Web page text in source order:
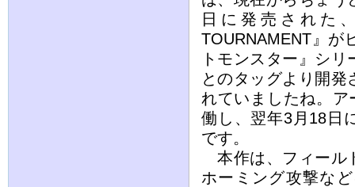
日に発売され
TOURNAMENT』が
トモンスター』シ
とのタッグより開
れていましたね。ア
働し、翌年3月18日
です。
本作は、フィール
ホーミング攻撃な